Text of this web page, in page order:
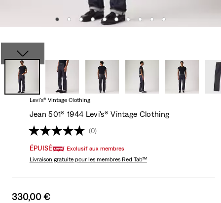
Levi's® Vintage Clothing
Jean 501® 1944 Levi's® Vintage Clothing
(0)
ÉPUISÉ
Exclusif aux membres
Livraison gratuitepour les membres Red Tab™
Sale
330,00 €